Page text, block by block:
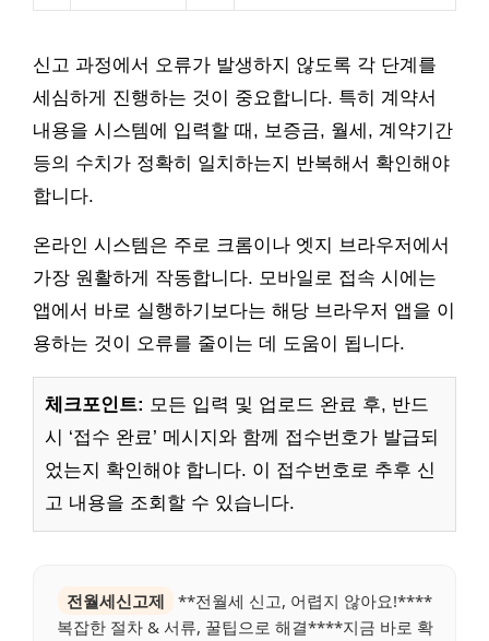
신고 과정에서 오류가 발생하지 않도록 각 단계를
세심하게 진행하는 것이 중요합니다. 특히 계약서
내용을 시스템에 입력할 때, 보증금, 월세, 계약기간
등의 수치가 정확히 일치하는지 반복해서 확인해야
합니다.
온라인 시스템은 주로 크롬이나 엣지 브라우저에서
가장 원활하게 작동합니다. 모바일로 접속 시에는
앱에서 바로 실행하기보다는 해당 브라우저 앱을 이
용하는 것이 오류를 줄이는 데 도움이 됩니다.
체크포인트: 모든 입력 및 업로드 완료 후, 반드
시 ‘접수 완료’ 메시지와 함께 접수번호가 발급되
었는지 확인해야 합니다. 이 접수번호로 추후 신
고 내용을 조회할 수 있습니다.
전월세신고제
**전월세 신고, 어렵지 않아요!****
복잡한 절차 & 서류, 꿀팁으로 해결****지금 바로 확